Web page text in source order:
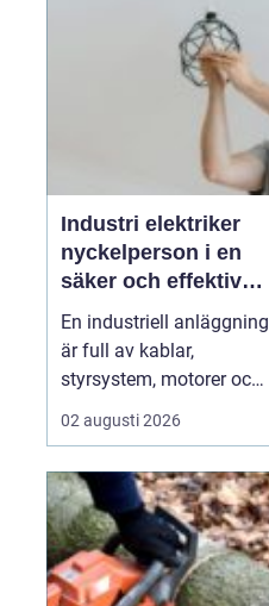
för stora påfrestningar.
När vatten inte leds b...
Industri elektriker
nyckelperson i en
säker och effektiv
produktion
En industriell anläggning
är full av kablar,
styrsystem, motorer och
avancerad teknik.
Bakom allt detta finns en
hjulen rullande dygnet
runt: industri elektriker.
Utan deras kunskap
stannar produktionen,
02 augusti 2026